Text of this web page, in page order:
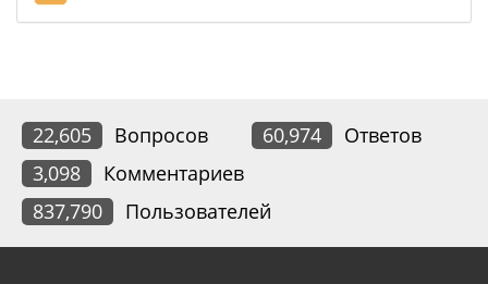
22,605 Вопросов 60,974
Ответов
3,098
Комментариев
837,790
Пользователей